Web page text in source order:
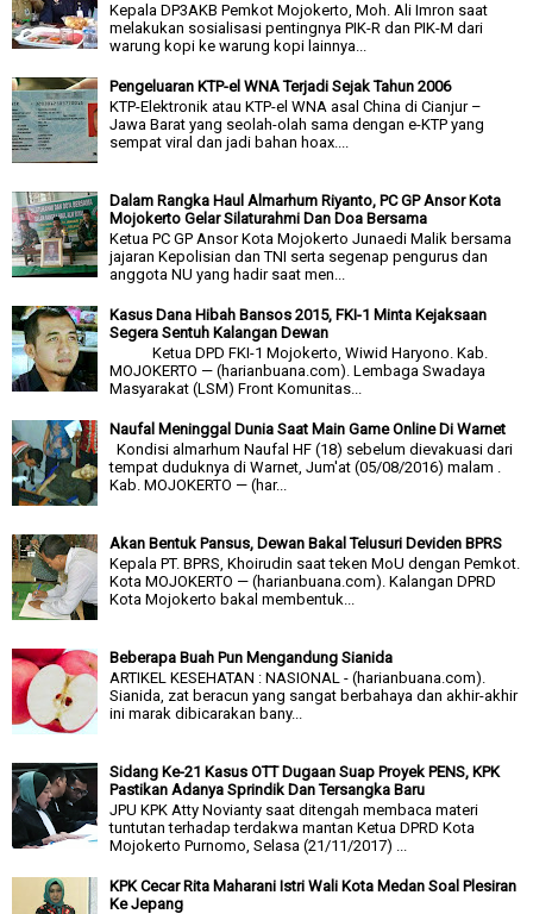
Kepala DP3AKB Pemkot Mojokerto, Moh. Ali Imron saat
melakukan sosialisasi pentingnya PIK-R dan PIK-M dari
warung kopi ke warung kopi lainnya...
Pengeluaran KTP-el WNA Terjadi Sejak Tahun 2006
KTP-Elektronik atau KTP-el WNA asal China di Cianjur –
Jawa Barat yang seolah-olah sama dengan e-KTP yang
sempat viral dan jadi bahan hoax....
Dalam Rangka Haul Almarhum Riyanto, PC GP Ansor Kota
Mojokerto Gelar Silaturahmi Dan Doa Bersama
Ketua PC GP Ansor Kota Mojokerto Junaedi Malik bersama
jajaran Kepolisian dan TNI serta segenap pengurus dan
anggota NU yang hadir saat men...
Kasus Dana Hibah Bansos 2015, FKI-1 Minta Kejaksaan
Segera Sentuh Kalangan Dewan
Ketua DPD FKI-1 Mojokerto, Wiwid Haryono. Kab.
MOJOKERTO — (harianbuana.com). Lembaga Swadaya
Masyarakat (LSM) Front Komunitas...
Naufal Meninggal Dunia Saat Main Game Online Di Warnet
Kondisi almarhum Naufal HF (18) sebelum dievakuasi dari
tempat duduknya di Warnet, Jum'at (05/08/2016) malam .
Kab. MOJOKERTO — (har...
Akan Bentuk Pansus, Dewan Bakal Telusuri Deviden BPRS
Kepala PT. BPRS, Khoirudin saat teken MoU dengan Pemkot.
Kota MOJOKERTO — (harianbuana.com). Kalangan DPRD
Kota Mojokerto bakal membentuk...
Beberapa Buah Pun Mengandung Sianida
ARTIKEL KESEHATAN : NASIONAL - (harianbuana.com).
Sianida, zat beracun yang sangat berbahaya dan akhir-akhir
ini marak dibicarakan bany...
Sidang Ke-21 Kasus OTT Dugaan Suap Proyek PENS, KPK
Pastikan Adanya Sprindik Dan Tersangka Baru
JPU KPK Atty Novianty saat ditengah membaca materi
tuntutan terhadap terdakwa mantan Ketua DPRD Kota
Mojokerto Purnomo, Selasa (21/11/2017) ...
KPK Cecar Rita Maharani Istri Wali Kota Medan Soal Plesiran
Ke Jepang